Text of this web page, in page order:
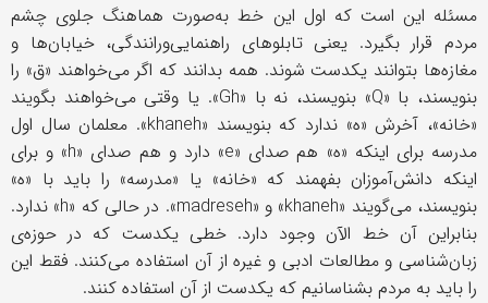
مسئله این است که اول این خط به‌صورت هماهنگ جلوی چشم
مردم قرار بگیرد. یعنی تابلوهای راهنمایی‌ورانندگی، خیابان‌ها و
مغازه‌ها بتوانند یکدست شوند. همه بدانند که اگر می‌خواهند «ق» را
بنویسند، با «Q» بنویسند، نه با «Gh». یا وقتی می‌خواهند بگویند
«خانه»،‌ آخرش «ه» ندارد که بنویسند «khaneh». معلمان سال اول
مدرسه برای اینکه «ه» هم صدای «e» دارد و هم صدای «h» و برای
اینکه دانش‌آموزان بفهمند که «خانه» یا «مدرسه» را باید با «ه»
بنویسند، می‌گویند «khaneh» و «madreseh». در حالی که «h» ندارد.
بنابراین آن خط الآن وجود دارد. خطی یکدست که در حوزه‌ی
زبان‌شناسی و مطالعات ادبی و غیره از آن استفاده می‌کنند. فقط این
را باید به مردم بشناسانیم که یکدست از آن استفاده کنند.